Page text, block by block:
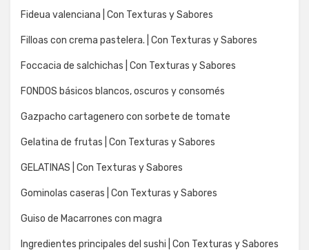
Fideua valenciana | Con Texturas y Sabores
Filloas con crema pastelera. | Con Texturas y Sabores
Foccacia de salchichas | Con Texturas y Sabores
FONDOS básicos blancos, oscuros y consomés
Gazpacho cartagenero con sorbete de tomate
Gelatina de frutas | Con Texturas y Sabores
GELATINAS | Con Texturas y Sabores
Gominolas caseras | Con Texturas y Sabores
Guiso de Macarrones con magra
Ingredientes principales del sushi | Con Texturas y Sabores